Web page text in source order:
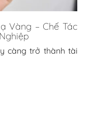
Vàng – Chế Tác
càng trở thành tài